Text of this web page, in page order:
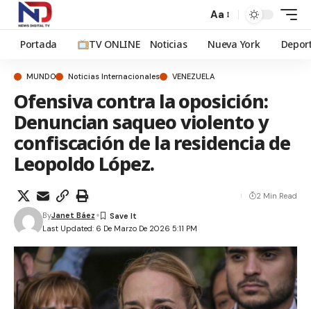
Aa
Portada TV ONLINE Noticias Nueva York
MUNDO Noticias Internacionales VENEZUELA
Ofensiva contra la oposición:
Denuncian saqueo violento y
confiscación de la residencia de
Leopoldo López.
Last Updated: 6 De Marzo De 2026 5:11 PM
ByJanet Báez
2 Min Read